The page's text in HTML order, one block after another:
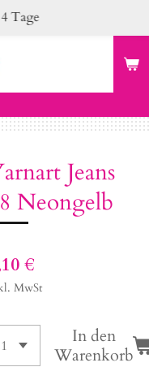
Tage
Jeans
Neongelb
€
MwSt
In den
Warenkorb